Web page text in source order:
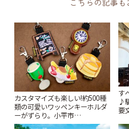
カスタマイズも楽しい!約500種
類の可愛いワッペンキーホルダ
ーがずらり。小平市
「Kimamaya T&K」 | ことりっ
す
♪
要